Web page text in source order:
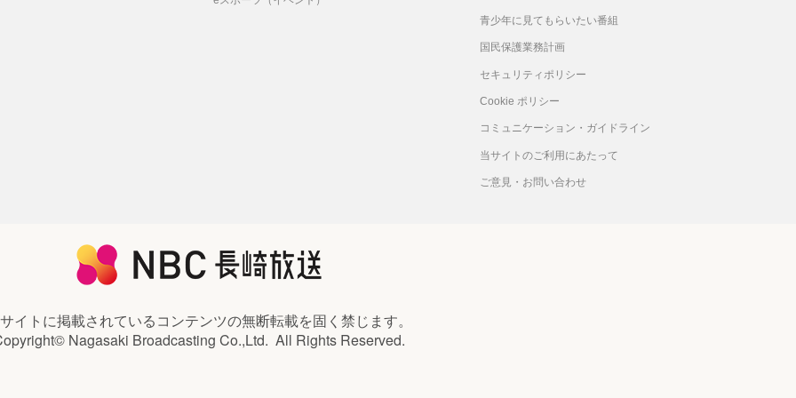
青少年に見てもらいたい番組
国民保護業務計画
セキュリティポリシー
Cookie ポリシー
コミュニケーション・ガイドライン
当サイトのご利用にあたって
ご意見・お問い合わせ
イトに掲載されているコンテンツの無断転載を固く禁じます。
Nagasaki Broadcasting Co.,Ltd. All Rights Reserved.